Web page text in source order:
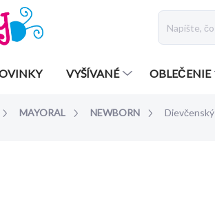
VYŠÍVANÉ OBLEČENIE
MAYORAL NEWBORN